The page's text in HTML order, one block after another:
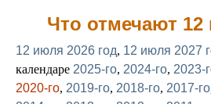
Что отмечают 12
12 июля 2026 год, 12 июля 2027
календаре 2025-го, 2024-го, 2023-
2020-го, 2019-го, 2018-го, 2017-го